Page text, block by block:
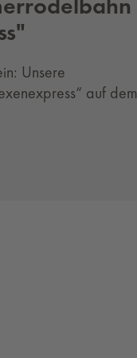
Unsere
auf dem